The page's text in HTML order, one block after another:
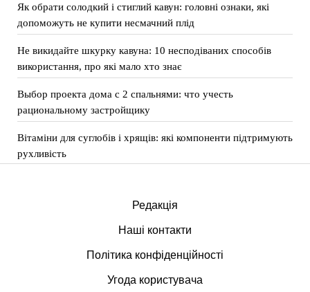
Як обрати солодкий і стиглий кавун: головні ознаки, які
допоможуть не купити несмачний плід
Не викидайте шкурку кавуна: 10 несподіваних способів
використання, про які мало хто знає
Выбор проекта дома с 2 спальнями: что учесть
рациональному застройщику
Вітаміни для суглобів і хрящів: які компоненти підтримують
рухливість
Редакція
Наші контакти
Політика конфіденційності
Угода користувача